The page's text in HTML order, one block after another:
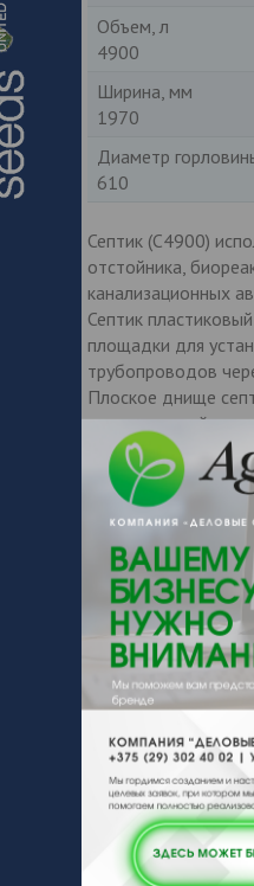
Объем, л
4900
Ширина, мм
1970
Диаметр
610
Септик (С4900)
отстойника,
канализационных
Септик
площадки для
трубопроводов
Плоское днище
высокую
защиты от
притягивают к
ленточными
глубину
надстраивается
(СК_СОМ). Септики
конструкцию
толщиной стенки
изготавливаются
в черный цвет.
Контакты
Оставьте
кнопки
Вас подходящую
поставщика.